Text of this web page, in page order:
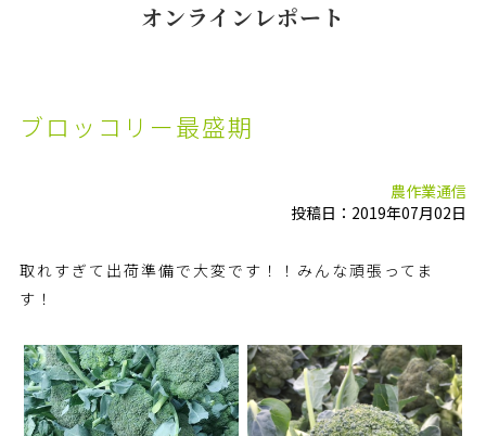
オンラインレポート
ブロッコリー最盛期
農作業通信
投稿日：2019年07月02日
取れすぎて出荷準備で大変です！！みんな頑張ってま
す！